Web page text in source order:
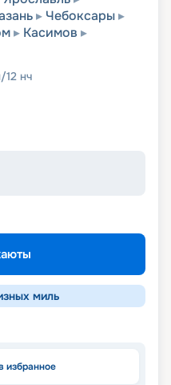
Чебоксары
Касимов
/12 нч
миль
избранное